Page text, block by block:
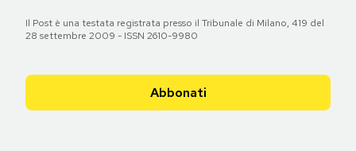
Il Post è una testata registrata presso il Tribunale di Milano, 419 del
28 settembre 2009 - ISSN 2610-9980
Abbonati